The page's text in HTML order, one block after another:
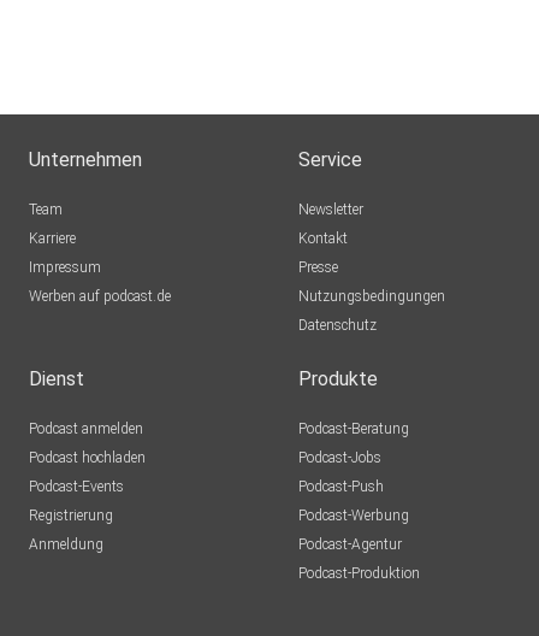
Unternehmen
Team
Karriere
Impressum
Werben auf podcast.de
Service
Newsletter
Kontakt
Presse
Nutzungsbedingungen
Datenschutz
Dienst
Podcast anmelden
Podcast hochladen
Podcast-Events
Registrierung
Anmeldung
Produkte
Podcast-Beratung
Podcast-Jobs
Podcast-Push
Podcast-Werbung
Podcast-Agentur
Podcast-Produktion